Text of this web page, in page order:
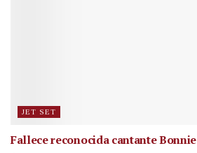
JET SET
Fallece reconocida cantante